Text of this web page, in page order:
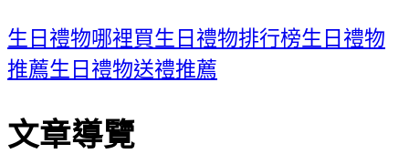
生日禮物哪裡買生日禮物排行榜生日禮物
推薦生日禮物送禮推薦
文章導覽